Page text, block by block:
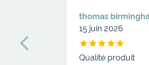
thomas
15 juin 2026
Drap housse
Qualité produit